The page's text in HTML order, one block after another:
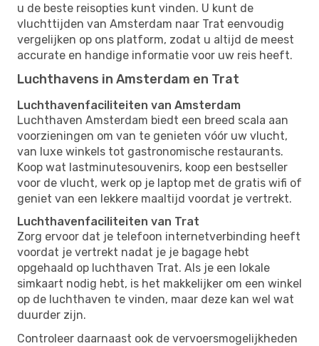
u de beste reisopties kunt vinden. U kunt de
vluchttijden van Amsterdam naar Trat eenvoudig
vergelijken op ons platform, zodat u altijd de meest
accurate en handige informatie voor uw reis heeft.
Luchthavens in Amsterdam en Trat
Luchthavenfaciliteiten van Amsterdam
Luchthaven Amsterdam biedt een breed scala aan
voorzieningen om van te genieten vóór uw vlucht,
van luxe winkels tot gastronomische restaurants.
Koop wat lastminutesouvenirs, koop een bestseller
voor de vlucht, werk op je laptop met de gratis wifi of
geniet van een lekkere maaltijd voordat je vertrekt.
Luchthavenfaciliteiten van Trat
Zorg ervoor dat je telefoon internetverbinding heeft
voordat je vertrekt nadat je je bagage hebt
opgehaald op luchthaven Trat. Als je een lokale
simkaart nodig hebt, is het makkelijker om een ​​winkel
op de luchthaven te vinden, maar deze kan wel wat
duurder zijn.
Controleer daarnaast ook de vervoersmogelijkheden